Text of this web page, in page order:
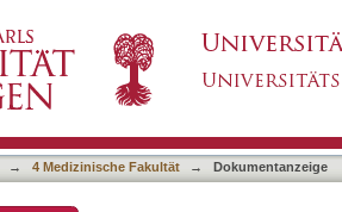
Tsamba-Magotsi,
→ 4 Medizinische Fakultät → Dokumentanzeige